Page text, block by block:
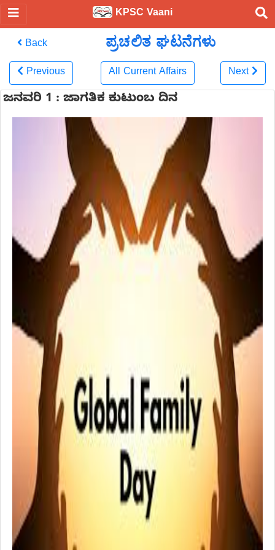
KPSC Vaani
Back ಪ್ರಚಲಿತ ಘಟನೆಗಳು
Previous All Current Affairs Next
ಜನವರಿ 1 : ಜಾಗತಿಕ ಕುಟುಂಬ ದಿನ